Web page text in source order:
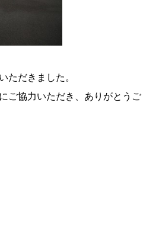
ただきました。
ご協力いただき、ありがとうご